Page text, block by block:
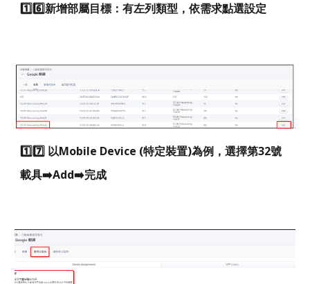
1️⃣6️⃣新增部屬目標：有左列類型，依需求點選設定
1️⃣7️⃣ 以Mobile Device (特定裝置)為例，選擇第32號
載具➡️Add➡️完成